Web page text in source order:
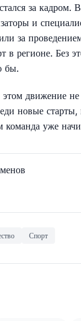
за кадром.
и
за
в регионе. Без
бы.
движение не
новые старты,
уже
Спорт